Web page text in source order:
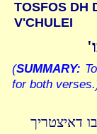
TOSFOS DH
V'CHULEI
(SUMMARY:
for both
דאיצטריך